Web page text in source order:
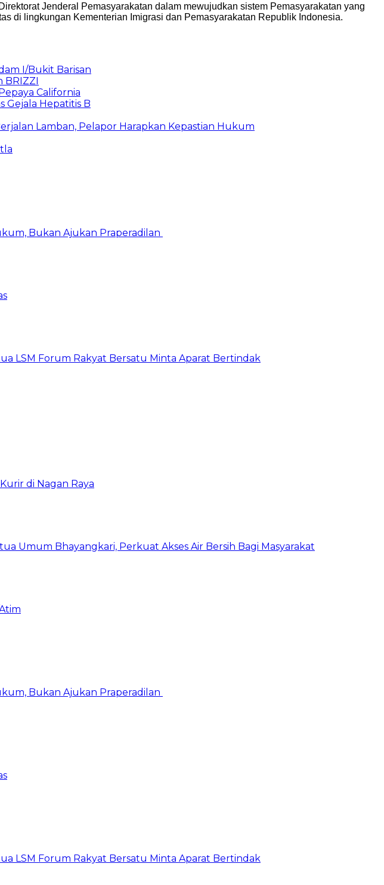
Jenderal Pemasyarakatan dalam mewujudkan sistem Pemasyarakatan yang
di lingkungan Kementerian Imigrasi dan Pemasyarakatan Republik Indonesia.
I/Bukit Barisan
BRIZZI
California
Gejala Hepatitis B
Lamban, Pelapor Harapkan Kepastian Hukum
Bukan Ajukan Praperadilan
LSM Forum Rakyat Bersatu Minta Aparat Bertindak
di Nagan Raya
Umum Bhayangkari, Perkuat Akses Air Bersih Bagi Masyarakat
Bukan Ajukan Praperadilan
LSM Forum Rakyat Bersatu Minta Aparat Bertindak